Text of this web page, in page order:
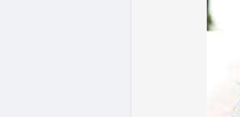
từ dòng vốn
Xem chi tiết các